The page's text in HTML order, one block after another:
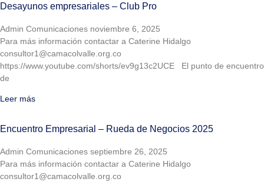
Desayunos empresariales – Club Pro
Admin Comunicaciones noviembre 6, 2025
Para más información contactar a Caterine Hidalgo
consultor1@camacolvalle.org.co
https://www.youtube.com/shorts/ev9g13c2UCE El punto de encuentro
de
Leer más
Encuentro Empresarial – Rueda de Negocios 2025
Admin Comunicaciones septiembre 26, 2025
Para más información contactar a Caterine Hidalgo
consultor1@camacolvalle.org.co